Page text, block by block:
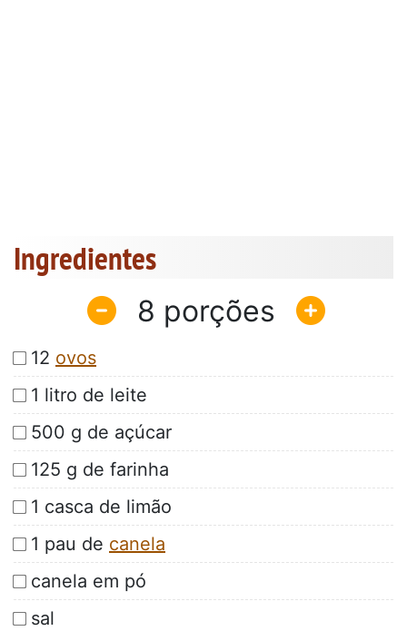
Ingredientes
8
12 ovos
1 litro de leite
500 g de açúcar
125 g de farinha
1 casca de limão
1 pau de canela
canela em pó
sal